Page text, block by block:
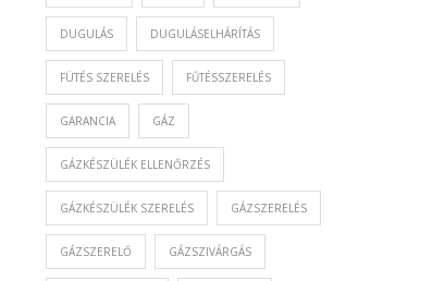
DUGULÁS DUGULÁSELHÁRÍTÁS
FÜTÉS SZERELÉS FŰTÉSSZERELÉS
GARANCIA GÁZ
GÁZKÉSZÜLÉK ELLENŐRZÉS
GÁZKÉSZÜLÉK SZERELÉS GÁZSZERELÉS
GÁZSZERELŐ GÁZSZIVÁRGÁS